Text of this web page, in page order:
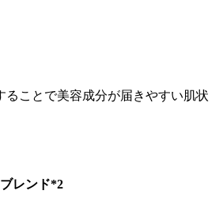
ことで美容成分が届きやすい肌状
レンド*2